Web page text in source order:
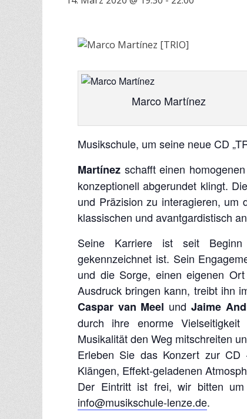
Marco Martínez
Musikschule, um seine neue CD
Martínez schafft einen
konzeptionell abgerundet klingt.
und Präzision zu interagieren, um
klassischen und avantgardistisch
Seine Karriere ist seit Beginn
gekennzeichnet ist. Sein
und die Sorge, einen eigenen
Ausdruck bringen kann, treibt ihn
Caspar van Meel und Jaime
durch ihre enorme
Musikalität den Weg mitschreiten
Erleben Sie das Konzert zur
Klängen, Effekt-geladenen
Der Eintritt ist frei, wir bitten
info@musikschule-lenze.de.